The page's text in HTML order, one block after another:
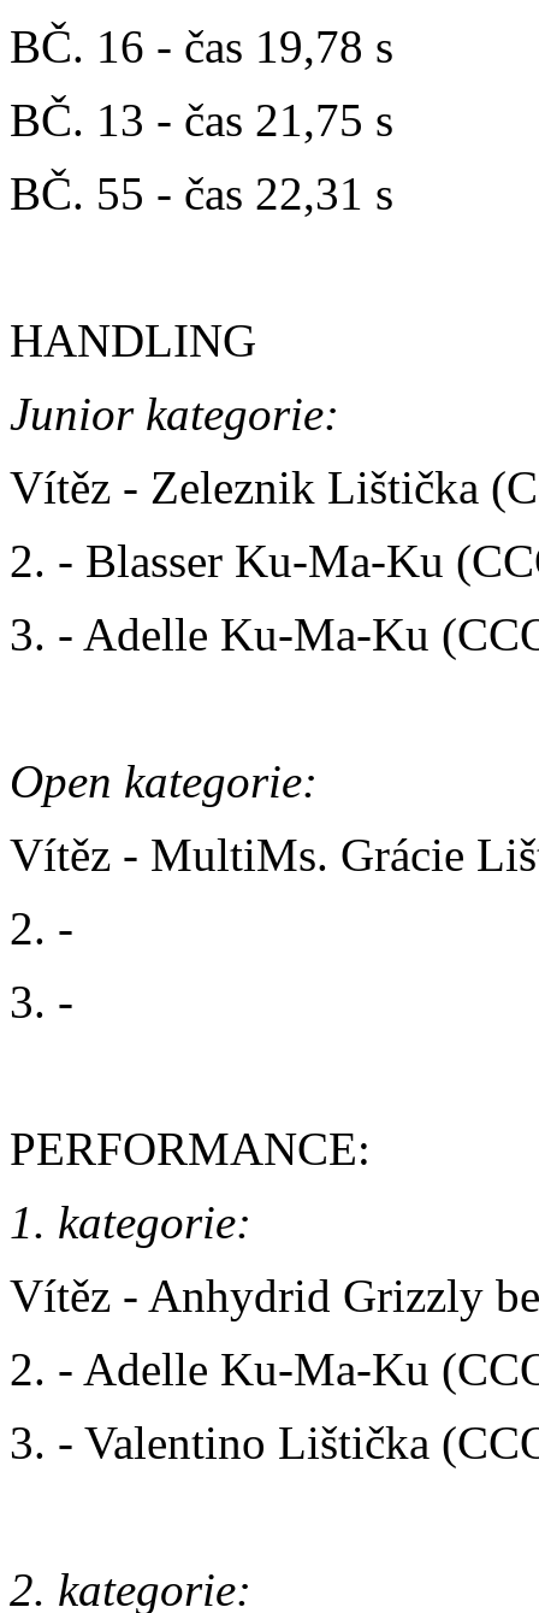
BČ. 16 - čas 19,78 s
BČ. 13 - čas 21,75 s
BČ. 55 - čas 22,31 s
HANDLING
Junior kategorie:
Vítěz - Zeleznik Lištička
2. - Blasser Ku-Ma-Ku
3. - Adelle Ku-Ma-Ku
Open kategorie:
Vítěz - MultiMs. Grácie
2. -
3. -
PERFORMANCE:
1. kategorie:
Vítěz - Anhydrid Grizzly
2. - Adelle Ku-Ma-Ku
3. - Valentino Lištička
2. kategorie: